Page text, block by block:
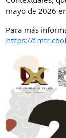
mayo de 2026
Para más
https://